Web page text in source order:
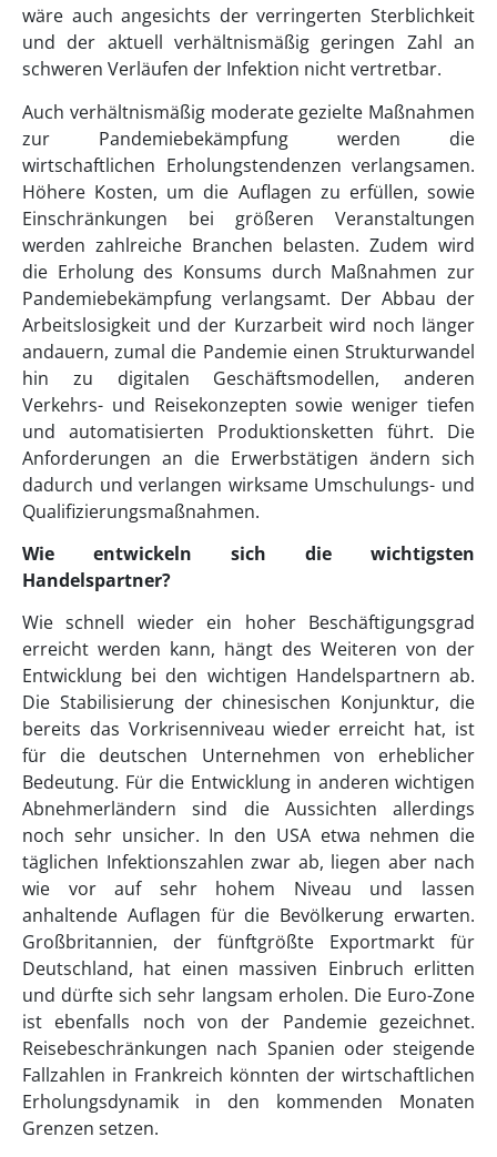
wäre auch angesichts der verringerten Sterblichkeit
und der aktuell verhältnismäßig geringen Zahl an
schweren Verläufen der Infektion nicht vertretbar.
Auch verhältnismäßig moderate gezielte Maßnahmen
zur Pandemiebekämpfung werden die
wirtschaftlichen Erholungstendenzen verlangsamen.
Höhere Kosten, um die Auflagen zu erfüllen, sowie
Einschränkungen bei größeren Veranstaltungen
werden zahlreiche Branchen belasten. Zudem wird
die Erholung des Konsums durch Maßnahmen zur
Pandemiebekämpfung verlangsamt. Der Abbau der
Arbeitslosigkeit und der Kurzarbeit wird noch länger
andauern, zumal die Pandemie einen Strukturwandel
hin zu digitalen Geschäftsmodellen, anderen
Verkehrs- und Reisekonzepten sowie weniger tiefen
und automatisierten Produktionsketten führt. Die
Anforderungen an die Erwerbstätigen ändern sich
dadurch und verlangen wirksame Umschulungs- und
Qualifizierungsmaßnahmen.
Wie entwickeln sich die wichtigsten
Handelspartner?
Wie schnell wieder ein hoher Beschäftigungsgrad
erreicht werden kann, hängt des Weiteren von der
Entwicklung bei den wichtigen Handelspartnern ab.
Die Stabilisierung der chinesischen Konjunktur, die
bereits das Vorkrisenniveau wieder erreicht hat, ist
für die deutschen Unternehmen von erheblicher
Bedeutung. Für die Entwicklung in anderen wichtigen
Abnehmerländern sind die Aussichten allerdings
noch sehr unsicher. In den USA etwa nehmen die
täglichen Infektionszahlen zwar ab, liegen aber nach
wie vor auf sehr hohem Niveau und lassen
anhaltende Auflagen für die Bevölkerung erwarten.
Großbritannien, der fünftgrößte Exportmarkt für
Deutschland, hat einen massiven Einbruch erlitten
und dürfte sich sehr langsam erholen. Die Euro-Zone
ist ebenfalls noch von der Pandemie gezeichnet.
Reisebeschränkungen nach Spanien oder steigende
Fallzahlen in Frankreich könnten der wirtschaftlichen
Erholungsdynamik in den kommenden Monaten
Grenzen setzen.